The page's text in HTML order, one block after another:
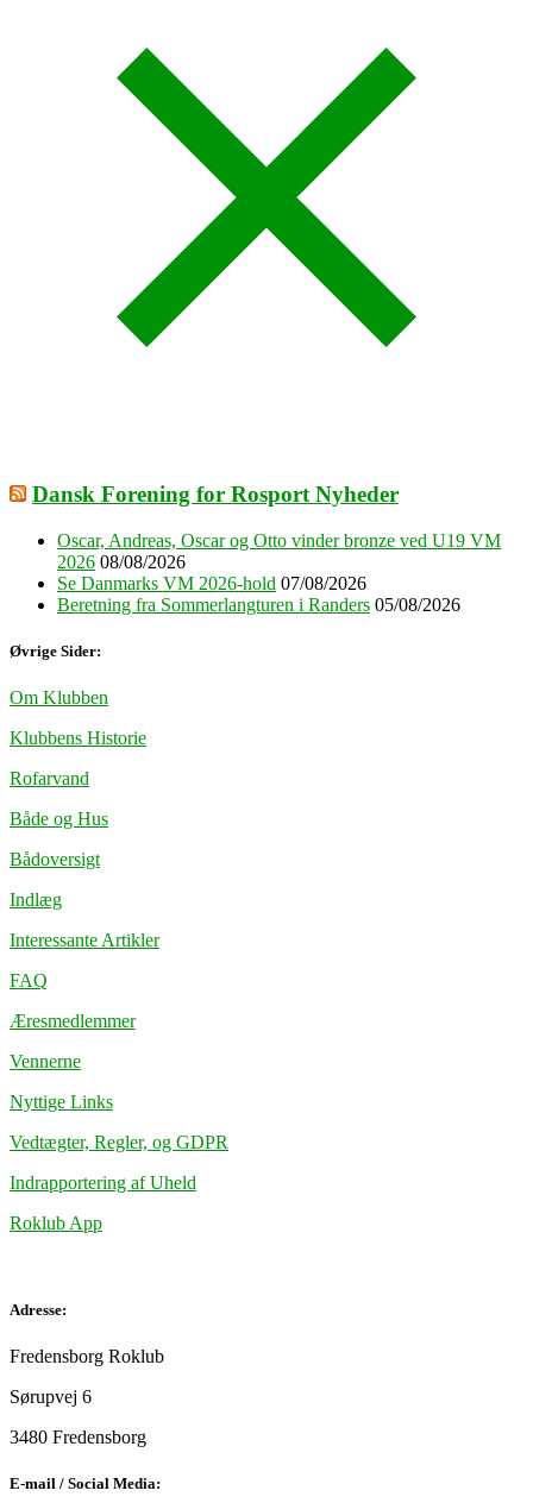
Dansk Forening for Rosport Nyheder
Oscar, Andreas, Oscar og Otto vinder bronze ved U19 VM
2026 08/08/2026
Se Danmarks VM 2026-hold 07/08/2026
Beretning fra Sommerlangturen i Randers 05/08/2026
Øvrige Sider:
Om Klubben
Klubbens Historie
Rofarvand
Både og Hus
Bådoversigt
Indlæg
Interessante Artikler
FAQ
Æresmedlemmer
Vennerne
Nyttige Links
Vedtægter, Regler, og GDPR
Indrapportering af Uheld
Roklub App
Adresse:
Fredensborg Roklub
Sørupvej 6
3480 Fredensborg
E-mail / Social Media: